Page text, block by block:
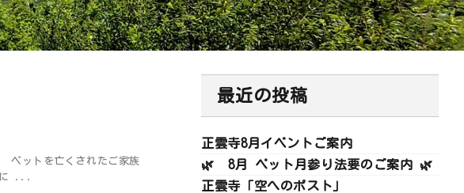
ペットを亡くされたご家族
に ...
最近の投稿
正雲寺8月イベントご案内
🌿 8月 ペット月参り法要のご案内 🌿
正雲寺「空へのポスト」